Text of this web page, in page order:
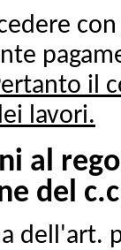
il
lavori.
al
del
dell'art.